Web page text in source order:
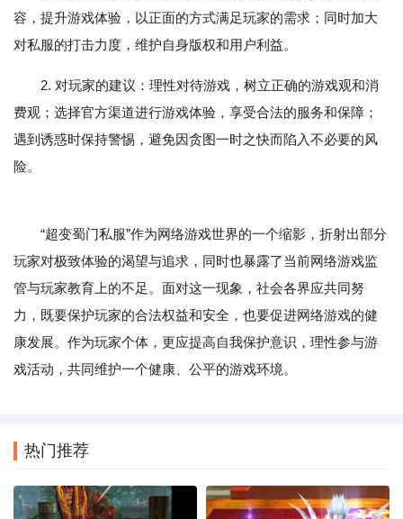
容，提升游戏体验，以正面的方式满足玩家的需求；同时加大
对私服的打击力度，维护自身版权和用户利益。
2. 对玩家的建议：理性对待游戏，树立正确的游戏观和消
费观；选择官方渠道进行游戏体验，享受合法的服务和保障；
遇到诱惑时保持警惕，避免因贪图一时之快而陷入不必要的风
险。
“超变蜀门私服”作为网络游戏世界的一个缩影，折射出部分
玩家对极致体验的渴望与追求，同时也暴露了当前网络游戏监
管与玩家教育上的不足。面对这一现象，社会各界应共同努
力，既要保护玩家的合法权益和安全，也要促进网络游戏的健
康发展。作为玩家个体，更应提高自我保护意识，理性参与游
戏活动，共同维护一个健康、公平的游戏环境。
热门推荐